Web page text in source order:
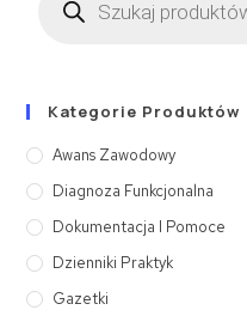
Kategorie Produktów
Awans Zawodowy
Diagnoza Funkcjonalna
Dokumentacja I Pomoce
Dzienniki Praktyk
Gazetki